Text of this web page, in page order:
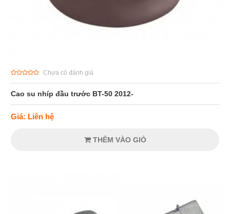
Chưa có đánh giá
Cao su nhíp đầu trước BT-50 2012-
Giá: Liên hệ
THÊM VÀO GIỎ